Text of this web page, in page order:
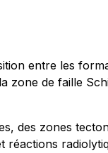
entre les
zone de faille
des zones